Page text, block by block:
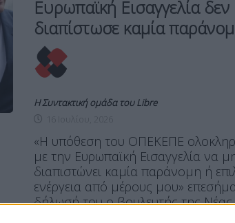
Ευρωπαϊκή Εισαγγελία δεν
διαπίστωσε καμία
Η Συντακτική ομάδα του Libre
«Η υπόθεση του ΟΠΕΚΕΠΕ
με την Ευρωπαϊκή Εισαγγελία να
διαπιστώνει καμία παράνομη ή
ενέργεια από μέρους μου»
δήλωσή του ο βουλευτής της Νέας